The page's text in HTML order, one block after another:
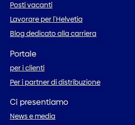
Posti vacanti
Lavorare per l’Helvetia
Blog dedicato alla carriera
Portale
per i clienti
Per i partner di distribuzione
Ci presentiamo
News e media